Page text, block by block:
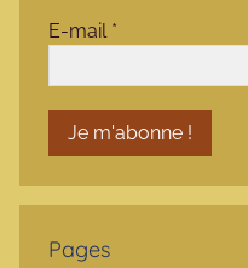
E-mail *
Pages